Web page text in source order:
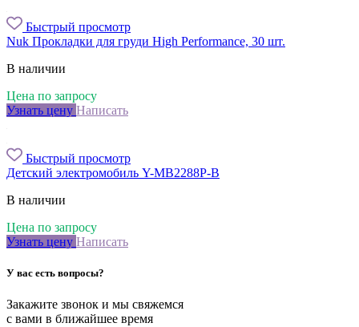
Быстрый просмотр
Nuk Прокладки для груди High Performance, 30 шт.
В наличии
Цена по запросу
Узнать цену Написать
Быстрый просмотр
Детский электромобиль Y-MB2288P-B
В наличии
Цена по запросу
Узнать цену Написать
У вас есть вопросы?
Закажите звонок и мы свяжемся
с вами в ближайшее время